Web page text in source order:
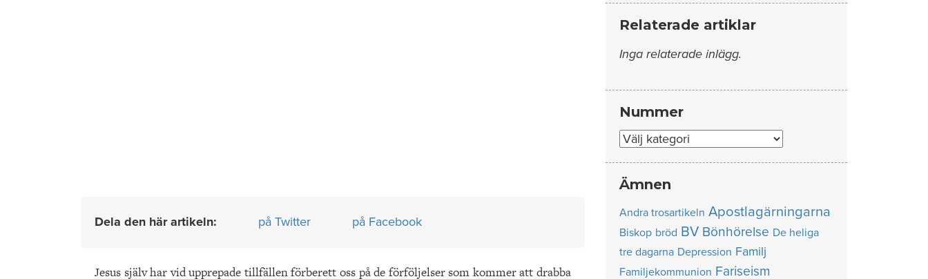
Dela den här artikeln: på Twitter på Facebook
Jesus själv har vid upprepade tillfällen förberett oss på de förföljelser som kommer att drabba
Relaterade artiklar
Inga relaterade inlägg.
Nummer
Nummer
Ämnen
Andra trosartikeln Apostlagärningarna
Biskop bröd BV Bönhörelse De heliga
tre dagarna Depression Familj
Familjekommunion Fariseism